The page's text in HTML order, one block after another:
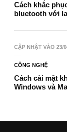
Cách khắc
bluetooth với
CẬP NHẬT VÀO 23/
CÔNG NGHỆ
Cách cài mật
Windows và